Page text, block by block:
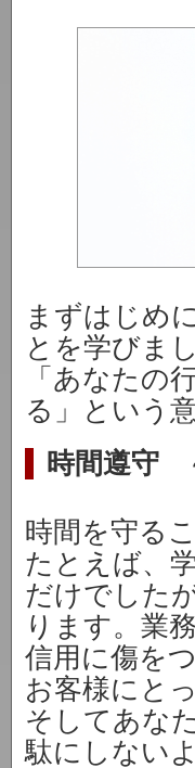
まずはじめ
とを学びま
「あなたの
る」という
時間遵守
時間を守る
たとえば、
だけでした
ります。業
信用に傷を
お客様にと
そしてあな
駄にしない